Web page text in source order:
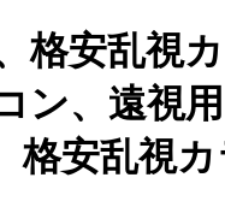
格安乱視
ン、遠視
格安乱視